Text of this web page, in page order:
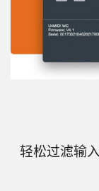
轻松过滤输